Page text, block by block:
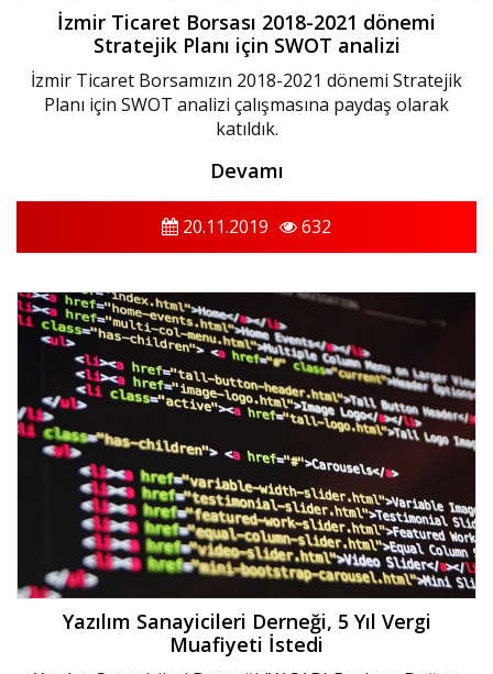
İzmir Ticaret Borsası 2018-2021 dönemi
Stratejik Planı için SWOT analizi
İzmir Ticaret Borsamızın 2018-2021 dönemi Stratejik
Planı için SWOT analizi çalışmasına paydaş olarak
katıldık.‬
Devamı
20.11.2019 632
Yazılım Sanayicileri Derneği, 5 Yıl Vergi
Muafiyeti İstedi